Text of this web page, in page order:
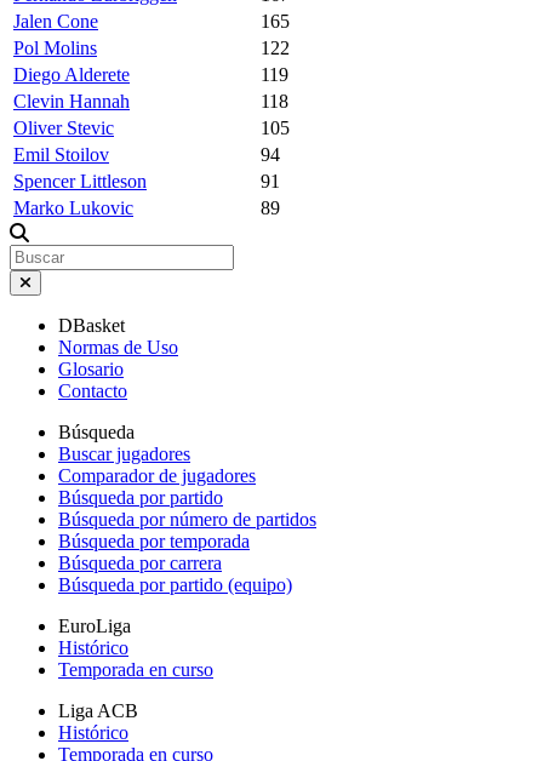
Jalen Cone
165
Pol Molins
122
Diego Alderete
119
Clevin Hannah
118
Oliver Stevic
105
Emil Stoilov
94
Spencer Littleson
91
Marko Lukovic
89
DBasket
Normas de Uso
Glosario
Contacto
Búsqueda
Buscar jugadores
Comparador de jugadores
Búsqueda por partido
Búsqueda por número de partidos
Búsqueda por temporada
Búsqueda por carrera
Búsqueda por partido (equipo)
EuroLiga
Histórico
Temporada en curso
Liga ACB
Histórico
Temporada en curso